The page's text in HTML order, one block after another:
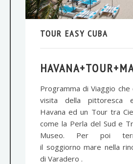
TOUR EASY CUBA
Programma di Viaggio che
visita della pittoresca
Havana ed un Tour tra
come la Perla del Sud e
Museo. Per poi
il soggiorno mare nella
di Varadero .